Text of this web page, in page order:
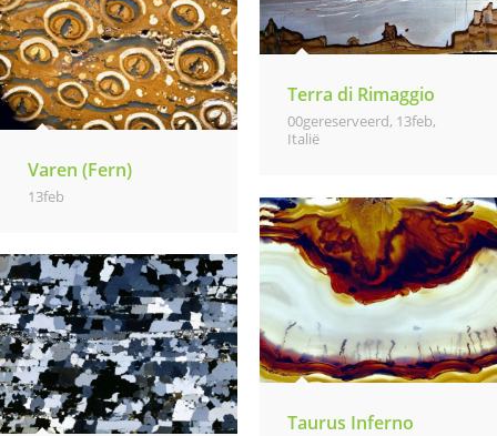
Terra di Rimaggio
00gereserveerd, 13feb,
Italië
Varen (Fern)
13feb
Taurus Inferno